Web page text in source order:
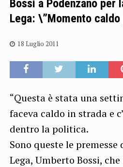
Bossi a Podenzano per
Lega: \”Momento
18 Luglio 2011
“Questa è stata una
faceva caldo in strada e
dentro la politica.
Sono queste le
Lega, Umberto Bossi,